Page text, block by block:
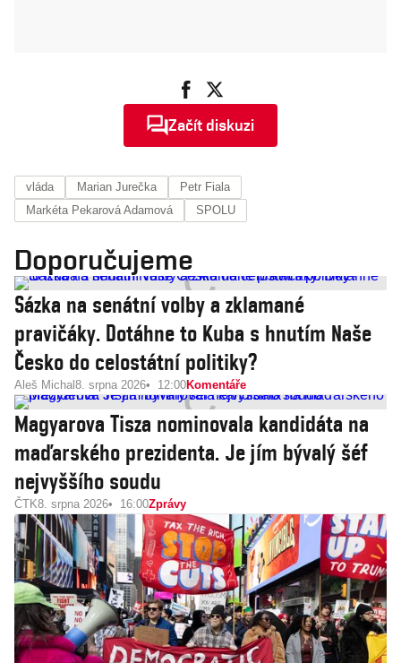
Začít diskuzi
vláda Marian Jurečka
Petr Fiala
Markéta Pekarová Adamová
SPOLU
Doporučujeme
Sázka na senátní volby a zklamané
pravičáky. Dotáhne to Kuba s hnutím Naše
Česko do celostátní politiky?
Aleš Michal 8. srpna 2026 12:00Komentáře
Magyarova Tisza nominovala kandidáta na
maďarského prezidenta. Je jím bývalý šéf
nejvyššího soudu
ČTK8. srpna 2026 16:00Zprávy